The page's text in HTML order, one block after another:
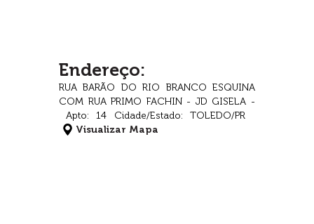
Endereço:
RUA BARÃO DO RIO BRANCO ESQUINA
COM RUA PRIMO FACHIN - JD GISELA -
Apto: 14 Cidade/Estado: TOLEDO/PR
Visualizar Mapa